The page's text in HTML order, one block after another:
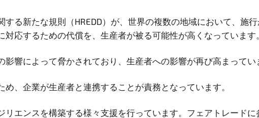
る新たな規則（HREDD）が、世界の複数の地域において、施
応するための代償を、生産者が被る可能性が高くなっています。
響によって脅かされており、生産者への影響が再び高まってい
、企業が生産者と連携することが責務となっています。
エンスを構築する様々支援を行っています。フェアトレード